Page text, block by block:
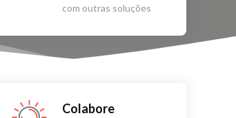
com outras soluções
Colabore